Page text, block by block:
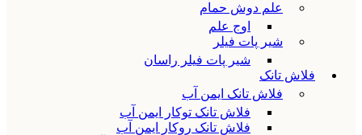
علم دوش حمام
اوج علم
شیر پات فیلر
شیر پات فیلر راسان
فلاش تانک
فلاش تانک ایمن آب
فلاش تانک توکار ایمن آب
فلاش تانک روکار ایمن آب